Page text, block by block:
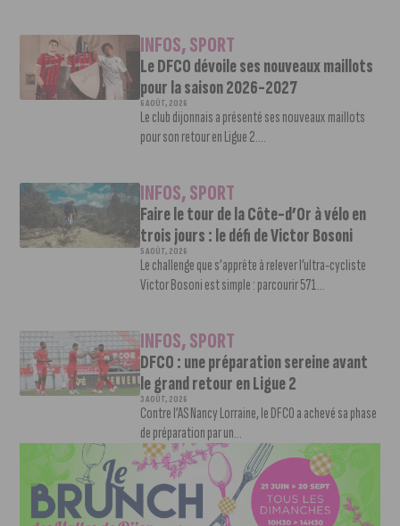
INFOS,SPORT
Le DFCO dévoile ses nouveaux maillots
pour la saison 2026-2027
6 AOÛT, 2026
Le club dijonnais a présenté ses nouveaux maillots
pour son retour en Ligue 2....
INFOS,SPORT
Faire le tour de la Côte-d’Or à vélo en
trois jours : le défi de Victor Bosoni
5 AOÛT, 2026
Le challenge que s’apprête à relever l’ultra-cycliste
Victor Bosoni est simple : parcourir 571...
INFOS,SPORT
DFCO : une préparation sereine avant
le grand retour en Ligue 2
3 AOÛT, 2026
Contre l’AS Nancy Lorraine, le DFCO a achevé sa phase
de préparation par un...